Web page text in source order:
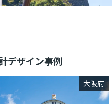
デザイン事例
大阪府